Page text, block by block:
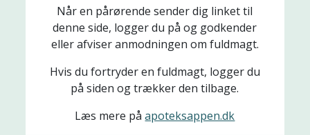
Når en pårørende sender dig linket til
denne side, logger du på og godkender
eller afviser anmodningen om fuldmagt.
Hvis du fortryder en fuldmagt, logger du
på siden og trækker den tilbage.
Læs mere påapoteksappen.dk